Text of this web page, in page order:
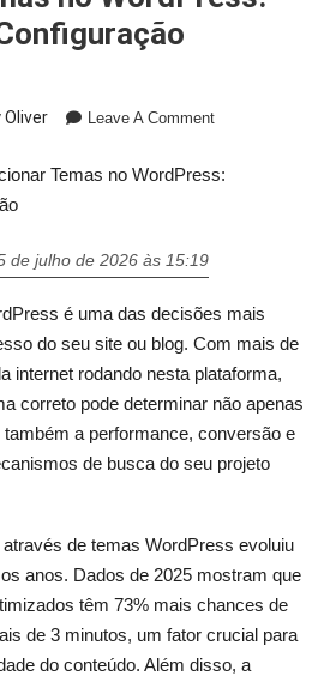
Oliver Leave A Comment
Temas no WordPress:
de julho de 2026 às 15:19
é uma das decisões mais
do seu site ou blog. Com mais de
internet rodando nesta plataforma,
correto pode determinar não apenas
a performance, conversão e
de busca do seu projeto
de temas WordPress evoluiu
anos. Dados de 2025 mostram que
têm 73% mais chances de
de 3 minutos, um fator crucial para
do conteúdo. Além disso, a